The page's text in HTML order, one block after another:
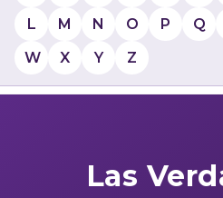
L
M N O P Q
W
X Y Z
Las